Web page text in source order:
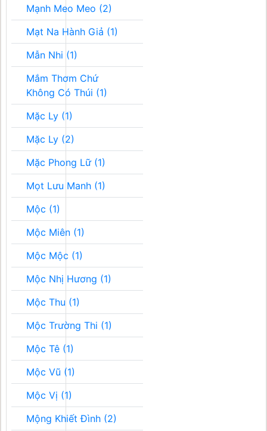
Mạnh Meo Meo (2)
Mạt Na Hành Giả (1)
Mẫn Nhi (1)
Mắm Thơm Chứ
Không Có Thúi (1)
Mặc Ly (1)
Mặc Ly (2)
Mặc Phong Lữ (1)
Mọt Lưu Manh (1)
Mộc (1)
Mộc Miên (1)
Mộc Mộc (1)
Mộc Nhị Hương (1)
Mộc Thu (1)
Mộc Trường Thi (1)
Mộc Tê (1)
Mộc Vũ (1)
Mộc Vị (1)
Mộng Khiết Đình (2)